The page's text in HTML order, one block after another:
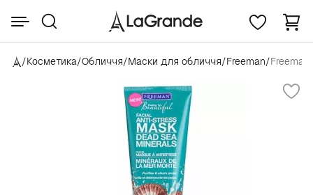
/Косметика/Обличчя/Маски для обличчя/Freeman/